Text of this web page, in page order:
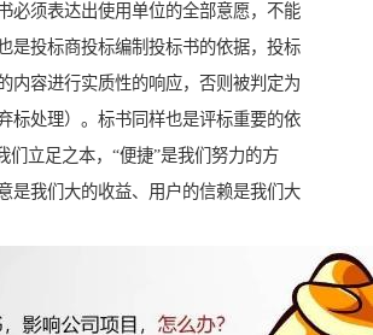
必须表达出使用单位的全部意愿，不能
是投标商投标编制投标书的依据，投标
内容进行实质性的响应，否则被判定为
标处理）。标书同样也是评标重要的依
们立足之本，“便捷”是我们努力的方
是我们大的收益、用户的信赖是我们大